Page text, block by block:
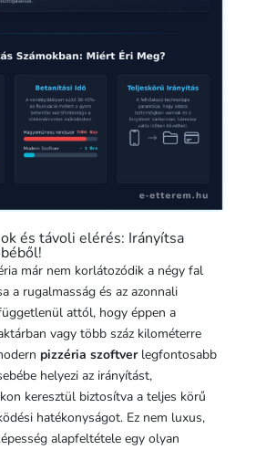
és távoli elérés: Irányítsa
már nem korlátozódik a négy fal
a rugalmasság és az azonnali
attól, hogy éppen a
vagy több száz kilométerre
pizzéria szoftverlegfontosabb
helyezi az irányítást,
keresztül biztosítva a teljes körű
hatékonyságot. Ez nem luxus,
alapfeltétele egy olyan